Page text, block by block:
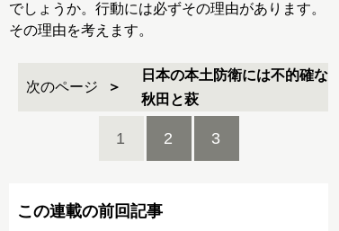
でしょうか。行動には必ずその理由があります。
その理由を考えます。
次のページ
日本の本土防衛には不的確な
秋田と萩
1 2 3
この連載の前回記事